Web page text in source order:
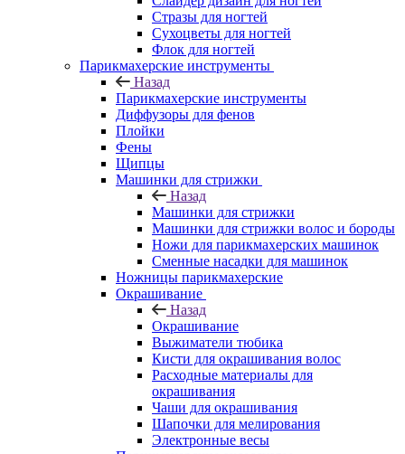
Стразы для ногтей
Сухоцветы для ногтей
Флок для ногтей
Парикмахерские инструменты
Назад
Парикмахерские инструменты
Диффузоры для фенов
Плойки
Фены
Щипцы
Машинки для стрижки
Назад
Машинки для стрижки
Машинки для стрижки волос и бороды
Ножи для парикмахерских машинок
Сменные насадки для машинок
Ножницы парикмахерские
Окрашивание
Назад
Окрашивание
Выжиматели тюбика
Кисти для окрашивания волос
Расходные материалы для
окрашивания
Чаши для окрашивания
Шапочки для мелирования
Электронные весы